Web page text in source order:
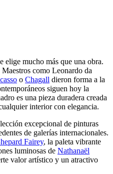
elige mucho más que una obra.
como Leonardo da
o Chagall dieron forma a la
siguen hoy la
es una pieza duradera creada
interior con elegancia.
excepcional de pinturas
de galerías internacionales.
Fairey, la paleta vibrante
luminosas de Nathanaël
valor artístico y un atractivo